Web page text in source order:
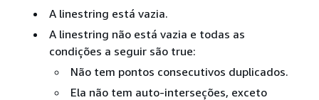
A linestring está vazia.
A linestring não está vazia e todas as
condições a seguir são true:
Não tem pontos consecutivos duplicados.
Ela não tem auto-interseções, exceto